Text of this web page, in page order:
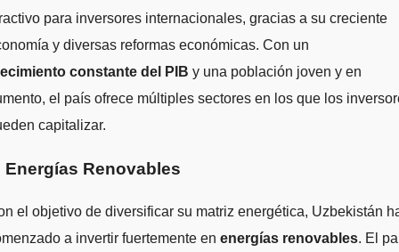
para inversores internacionales, gracias a su creciente
y diversas reformas económicas. Con un
constante del PIB y una población joven y en
el país ofrece múltiples sectores en los que los
capitalizar.
Energías Renovables
el objetivo de diversificar su matriz energética, Uzbekistán
a invertir fuertemente en energías renovables. El